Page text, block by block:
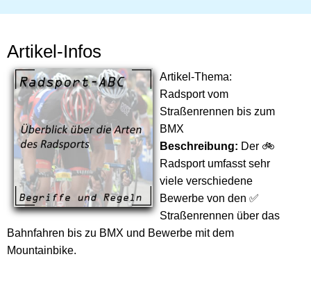
Artikel-Infos
Artikel-Thema:
Radsport vom
Straßenrennen bis zum
BMX
Beschreibung: Der 🚲
Radsport umfasst sehr
viele verschiedene
Bewerbe von den ✅
Straßenrennen über das
Bahnfahren bis zu BMX und Bewerbe mit dem
Mountainbike.